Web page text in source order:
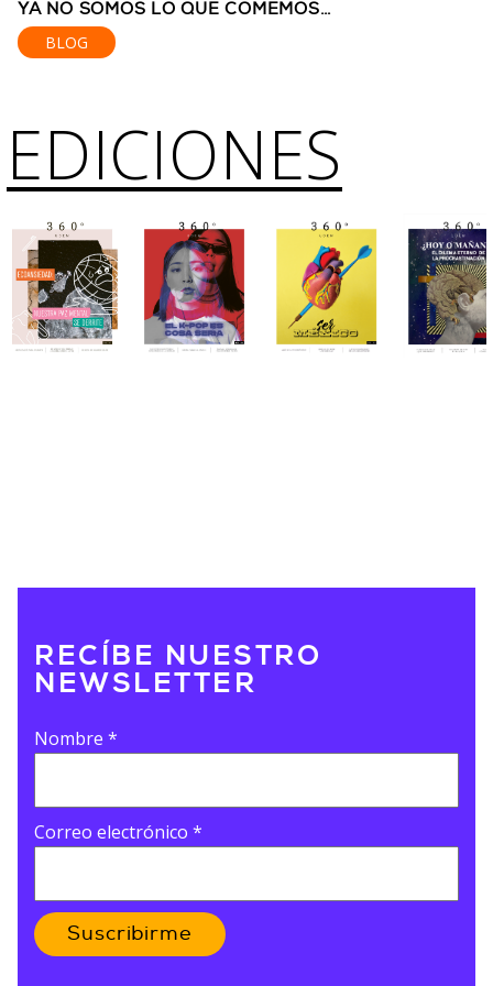
YA NO SOMOS LO QUE COMEMOS…
BLOG
EDICIONES
RECÍBE NUESTRO
NEWSLETTER
Nombre *
Correo electrónico *
Suscribirme